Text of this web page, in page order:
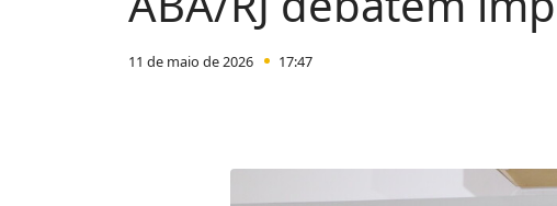
11 de maio de 2026 17:47